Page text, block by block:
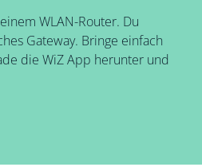
WLAN-Router. Du
Gateway. Bringe einfach
die WiZ App herunter und